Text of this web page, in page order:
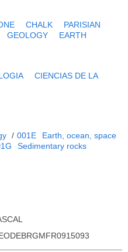
CHALK
PARISIAN
GEOLOGY
EARTH
CIENCIAS DE LA
/ 001E
Earth, ocean, space
Sedimentary rocks